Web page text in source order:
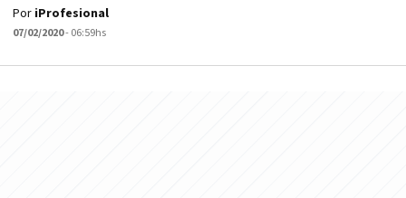
Por iProfesional
07/02/2020- 06:59hs